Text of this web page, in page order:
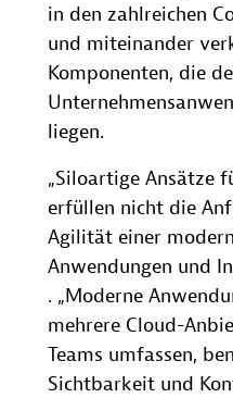
in den zahlreichen
und miteinander
Komponenten, die
liegen.
„Siloartige Ansätze
erfüllen nicht die
Agilität einer
Anwendungen und
. „Moderne
mehrere Cloud-
Teams umfassen,
Sichtbarkeit und